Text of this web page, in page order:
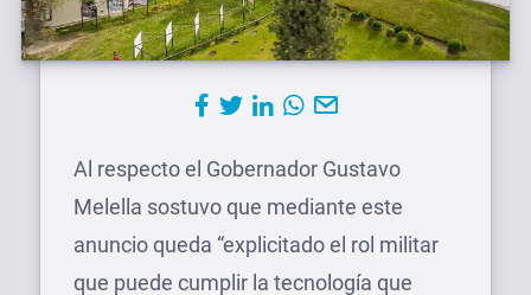
Al respecto el Gobernador Gustavo
Melella sostuvo que mediante este
anuncio queda “explicitado el rol militar
que puede cumplir la tecnología que